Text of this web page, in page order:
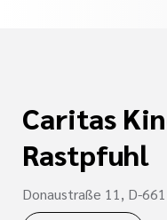
Caritas
Rastpfuhl
Donaustraße 11, D-